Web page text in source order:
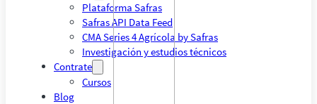
Plataforma Safras
Safras API Data Feed
CMA Series 4 Agrícola by Safras
Investigación y estudios técnicos
Contrate
Cursos
Blog